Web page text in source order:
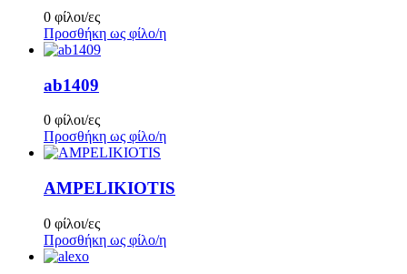
0 φίλοι/ες
Προσθήκη ως φίλο/η
ab1409
0 φίλοι/ες
Προσθήκη ως φίλο/η
AMPELIKIOTIS
0 φίλοι/ες
Προσθήκη ως φίλο/η